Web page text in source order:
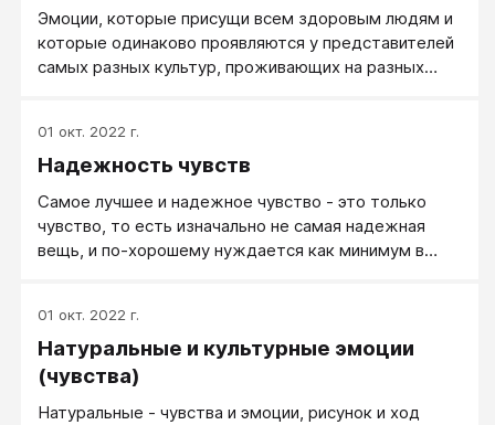
Эмоции, которые присущи всем здоровым людям и
которые одинаково проявляются у представителей
самых разных культур, проживающих на разных
01 окт. 2022 г.
Надежность чувств
Самое лучшее и надежное чувство - это только
чувство, то есть изначально не самая надежная
вещь, и по-хорошему нуждается как минимум в
01 окт. 2022 г.
Натуральные и культурные эмоции
(чувства)
Натуральные - чувства и эмоции, рисунок и ход